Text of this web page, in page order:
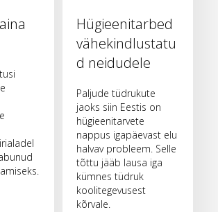
Hügieenitarbed
vähekindlustatu
d neidudele
Paljude tüdrukute
jaoks siin Eestis on
hügieenitarvete
nappus igapäevast elu
halvav probleem. Selle
tõttu jääb lausa iga
kümnes tüdruk
koolitegevusest
kõrvale.